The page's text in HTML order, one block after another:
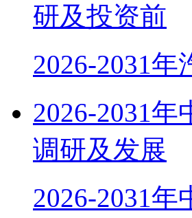
研及投资前
2026-2031
2026-2031
调研及发展
2026-2031年